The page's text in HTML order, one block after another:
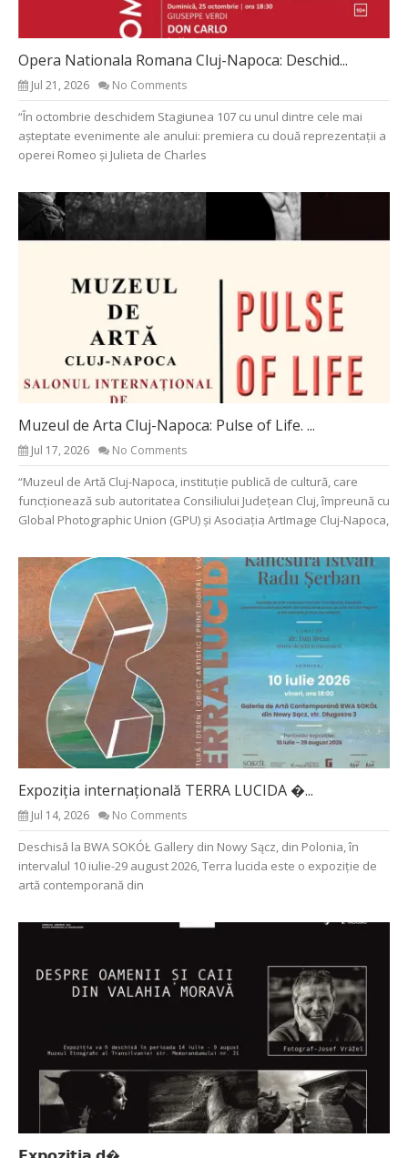
Opera Nationala Romana Cluj-Napoca: Deschid...
Jul 21, 2026 No Comments
“În octombrie deschidem Stagiunea 107 cu unul dintre cele mai
așteptate evenimente ale anului: premiera cu două reprezentații a
operei Romeo și Julieta de Charles
Muzeul de Arta Cluj-Napoca: Pulse of Life. ...
Jul 17, 2026 No Comments
“Muzeul de Artă Cluj-Napoca, instituție publică de cultură, care
funcționează sub autoritatea Consiliului Județean Cluj, împreună cu
Global Photographic Union (GPU) și Asociația ArtImage Cluj-Napoca,
Expoziția internațională TERRA LUCIDA �...
Jul 14, 2026 No Comments
Deschisă la BWA SOKÓŁ Gallery din Nowy Sącz, din Polonia, în
intervalul 10 iulie-29 august 2026, Terra lucida este o expoziție de
artă contemporană din